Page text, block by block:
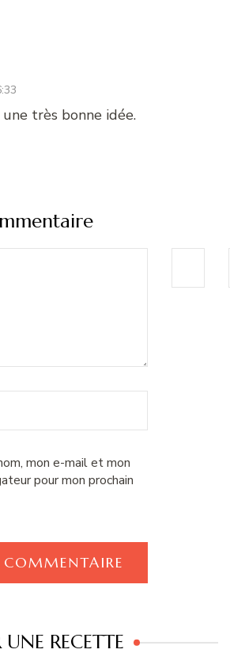
très bonne idée.
mon e-mail et mon
pour mon prochain
UNE RECETTE